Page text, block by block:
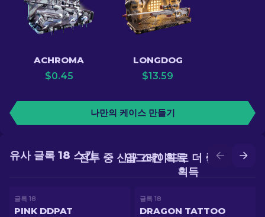
ACHROMA
$0.45
LONGDOG
$13.59
나만의 케이스 만들기
업그레이드로 더 좋은 스킨
획득
전투 중 신규 스킨 획득
유사 글록 18 스킨
글록 18
PINK DDPAT
글록 18
DRAGON TATTOO